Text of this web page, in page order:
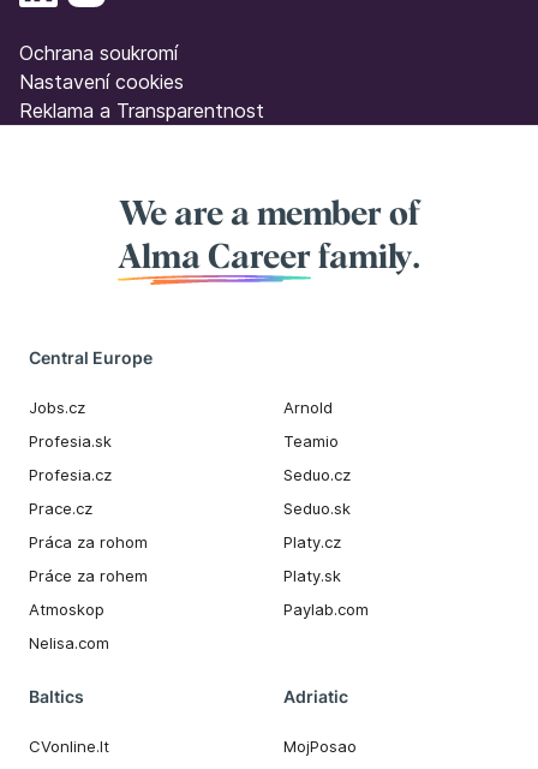
Ochrana soukromí
Nastavení cookies
Reklama a Transparentnost
We are a member of
Alma Career family.
Central Europe
Jobs.cz
Profesia.sk
Profesia.cz
Prace.cz
Práca za rohom
Práce za rohem
Atmoskop
Nelisa.com
Arnold
Teamio
Seduo.cz
Seduo.sk
Platy.cz
Platy.sk
Paylab.com
Baltics
CVonline.lt
Adriatic
MojPosao